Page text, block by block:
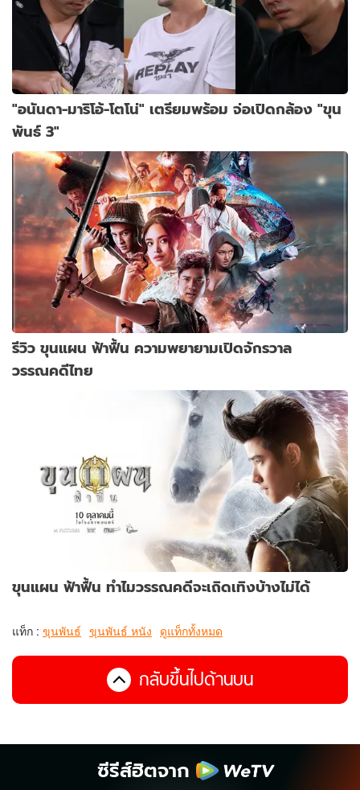
"อนันดา-มาริโอ้-โตโน่" เตรียมพร้อม จ่อเปิดกล้อง "ขุน
พันธ์ 3"
รีวิว ขุนแผน ฟ้าฟื้น ความพยายามเปิดจักรวาล
วรรณคดีไทย
ขุนแผน ฟ้าฟื้น ทำไมวรรณคดีจะเถิดเทิงบ้างไม่ได้
แท็ก : ขุนพันธ์ ขุนพันธ์ หนัง ดูแท็กทั้งหมด
กลับขึ้นไปด้านบน
ซีรีส์ฮิตจาก